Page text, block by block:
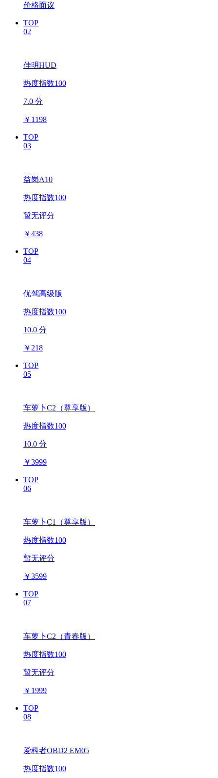
价格面议
TOP
02
佳明HUD
热度指数100
7.0 分
￥ 1198
TOP
03
益岗A10
热度指数100
暂无评分
￥438
TOP
04
优驾高级版
热度指数100
10.0 分
￥ 218
TOP
05
车萝卜C2（尊享版）
热度指数100
10.0 分
￥3999
TOP
06
车萝卜C1（尊享版）
热度指数100
暂无评分
￥3599
TOP
07
车萝卜C2（青春版）
热度指数100
暂无评分
￥ 1999
TOP
08
爱科者OBD2 EM05
热度指数100